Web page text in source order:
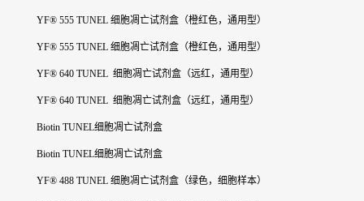
YF® 555 TUNEL 细胞凋亡试剂盒（橙红色，通用型）
YF® 555 TUNEL 细胞凋亡试剂盒（橙红色，通用型）
YF® 640 TUNEL 细胞凋亡试剂盒（远红，通用型）
YF® 640 TUNEL 细胞凋亡试剂盒（远红，通用型）
Biotin TUNEL细胞凋亡试剂盒
Biotin TUNEL细胞凋亡试剂盒
YF® 488 TUNEL 细胞凋亡试剂盒（绿色，细胞样本）